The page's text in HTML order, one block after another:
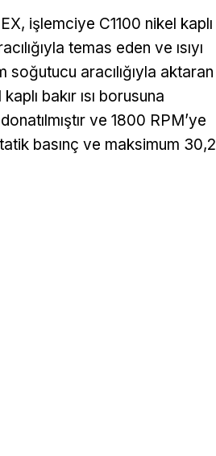
işlemciye C1100 nikel kaplı
temas eden ve ısıyı
soğutucu aracılığıyla aktaran
bakır ısı borusuna
ve 1800 RPM’ye
basınç ve maksimum 30,2